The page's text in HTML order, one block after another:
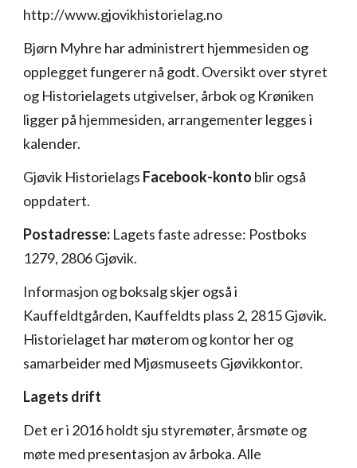
http://www.gjovikhistorielag.no
Bjørn Myhre har administrert hjemmesiden og
opplegget fungerer nå godt. Oversikt over styret
og Historielagets utgivelser, årbok og Krøniken
ligger på hjemmesiden, arrangementer legges i
kalender.
Gjøvik Historielags Facebook-konto blir også
oppdatert.
Postadresse: Lagets faste adresse: Postboks
1279, 2806 Gjøvik.
Informasjon og boksalg skjer også i
Kauffeldtgården, Kauffeldts plass 2, 2815 Gjøvik.
Historielaget har møterom og kontor her og
samarbeider med Mjøsmuseets Gjøvikkontor.
Lagets drift
Det er i 2016 holdt sju styremøter, årsmøte og
møte med presentasjon av årboka. Alle